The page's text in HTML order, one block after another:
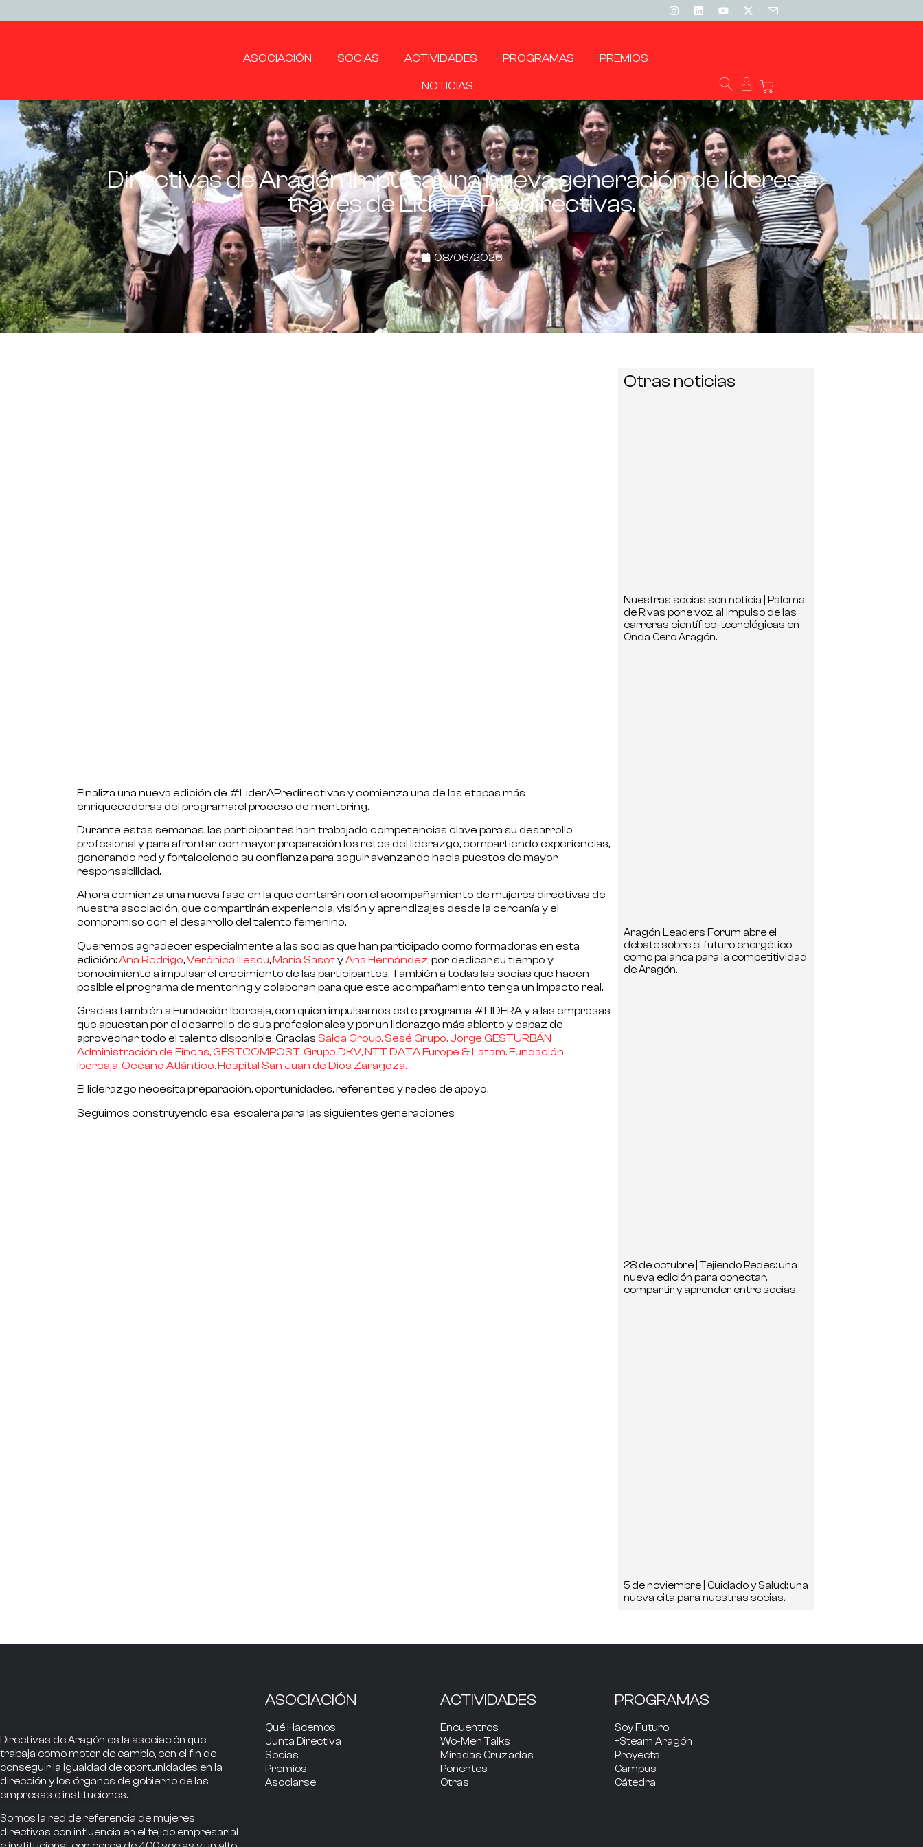
ASOCIACIÓN SOCIAS ACTIVIDADES PROGRAMAS PREMIOS
NOTICIAS
Directivas de Aragón impulsa una nueva generación de líderes a
través de LiderA Predirectivas.
08/06/2026
Finaliza una nueva edición de #LiderAPredirectivas y comienza una de las etapas más
enriquecedoras del programa: el proceso de mentoring.
Durante estas semanas, las participantes han trabajado competencias clave para su desarrollo
profesional y para afrontar con mayor preparación los retos del liderazgo, compartiendo experiencias,
generando red y fortaleciendo su confianza para seguir avanzando hacia puestos de mayor
responsabilidad.
Ahora comienza una nueva fase en la que contarán con el acompañamiento de mujeres directivas de
nuestra asociación, que compartirán experiencia, visión y aprendizajes desde la cercanía y el
compromiso con el desarrollo del talento femenino.
Queremos agradecer especialmente a las socias que han participado como formadoras en esta
edición:Ana Rodrigo,Verónica Illescu,María SasotyAna Hernández, por dedicar su tiempo y
conocimiento a impulsar el crecimiento de las participantes. También a todas las socias que hacen
posible el programa de mentoring y colaboran para que este acompañamiento tenga un impacto real.
Gracias también a Fundación Ibercaja, con quien impulsamos este programa #LIDERA y a las empresas
que apuestan por el desarrollo de sus profesionales y por un liderazgo más abierto y capaz de
aprovechar todo el talento disponible. Gracias Saica Group, Sesé Grupo, Jorge GESTURBÁN
Administración de Fincas,GESTCOMPOST,Grupo DKV,NTT DATA Europe & Latam.Fundación
Ibercaja.Océano Atlántico.Hospital San Juan de Dios Zaragoza.
El liderazgo necesita preparación, oportunidades, referentes y redes de apoyo.
Seguimos construyendo esa escalera para las siguientes generaciones
Otras noticias
Nuestras socias son noticia | Paloma
de Rivas pone voz al impulso de las
carreras científico-tecnológicas en
Onda Cero Aragón.
Aragón Leaders Forum abre el
debate sobre el futuro energético
como palanca para la competitividad
de Aragón.
28 de octubre | Tejiendo Redes: una
nueva edición para conectar,
compartir y aprender entre socias.
5 de noviembre | Cuidado y Salud: una
nueva cita para nuestras socias.
Directivas de Aragón es la asociación que
trabaja comomotor de cambio, con el fin de
conseguir la igualdad de oportunidades en la
dirección y los órganos de gobierno de las
empresas e instituciones.
Somos la red de referencia de mujeres
directivas con influencia en el tejido empresarial
ASOCIACIÓN
Qué Hacemos
Junta Directiva
Socias
Premios
Asociarse
ACTIVIDADES
Encuentros
Wo-Men Talks
Miradas Cruzadas
Ponentes
Otras
PROGRAMAS
Soy Futuro
+Steam Aragón
Proyecta
Campus
Cátedra